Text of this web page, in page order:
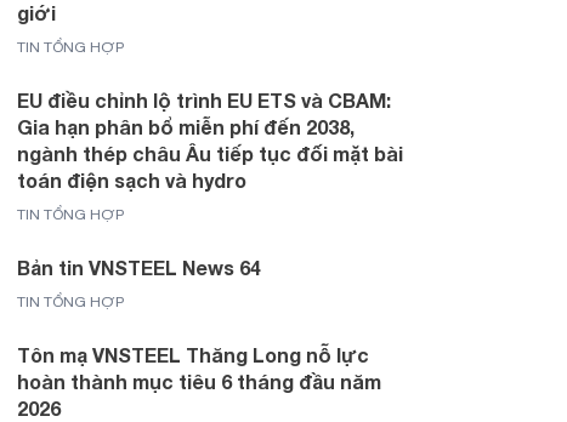
giới
TIN TỔNG HỢP
EU điều chỉnh lộ trình EU ETS và CBAM:
Gia hạn phân bổ miễn phí đến 2038,
ngành thép châu Âu tiếp tục đối mặt bài
toán điện sạch và hydro
TIN TỔNG HỢP
Bản tin VNSTEEL News 64
TIN TỔNG HỢP
Tôn mạ VNSTEEL Thăng Long nỗ lực
hoàn thành mục tiêu 6 tháng đầu năm
2026